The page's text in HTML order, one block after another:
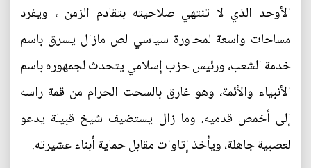
الأوحد الذي‮ ‬لا تنتهي‮ ‬صلاحيته بتقادم الزمن‮ ‬،‮ ‬ويفرد
مساحات واسعة لمحاورة سياسي‮ ‬لص مازال‮ ‬يسرق باسم
خدمة الشعب،‮ ‬ورئيس حزب إسلامي‮ ‬يتحدث لجمهوره باسم
الأنبياء والأئمة،‮ ‬وهو‮ ‬غارق بالسحت الحرام من قمة راسه
إلى أخمص قدميه‮. ‬وما زال‮ ‬يستضيف شيخ قبيلة‮ ‬يدعو
لعصبية جاهلة،‮ ‬ويأخذ إتاوات مقابل حماية أبناء عشيرته‮.‬